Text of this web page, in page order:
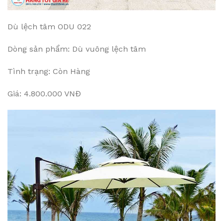
Dù lệch tâm ODU 022
Dòng sản phẩm: Dù vuông lệch tâm
Tình trạng: Còn Hàng
Giá: 4.800.000 VNĐ